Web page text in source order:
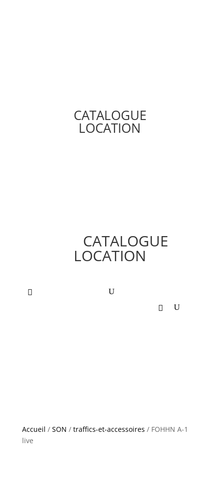
CATALOGUE
LOCATION
CATALOGUE
LOCATION
Accueil / SON / traffics-et-accessoires / FOHHN A-1
live